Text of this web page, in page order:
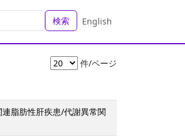
検索 English
件/ページ
脂肪性肝疾患/代謝異常関